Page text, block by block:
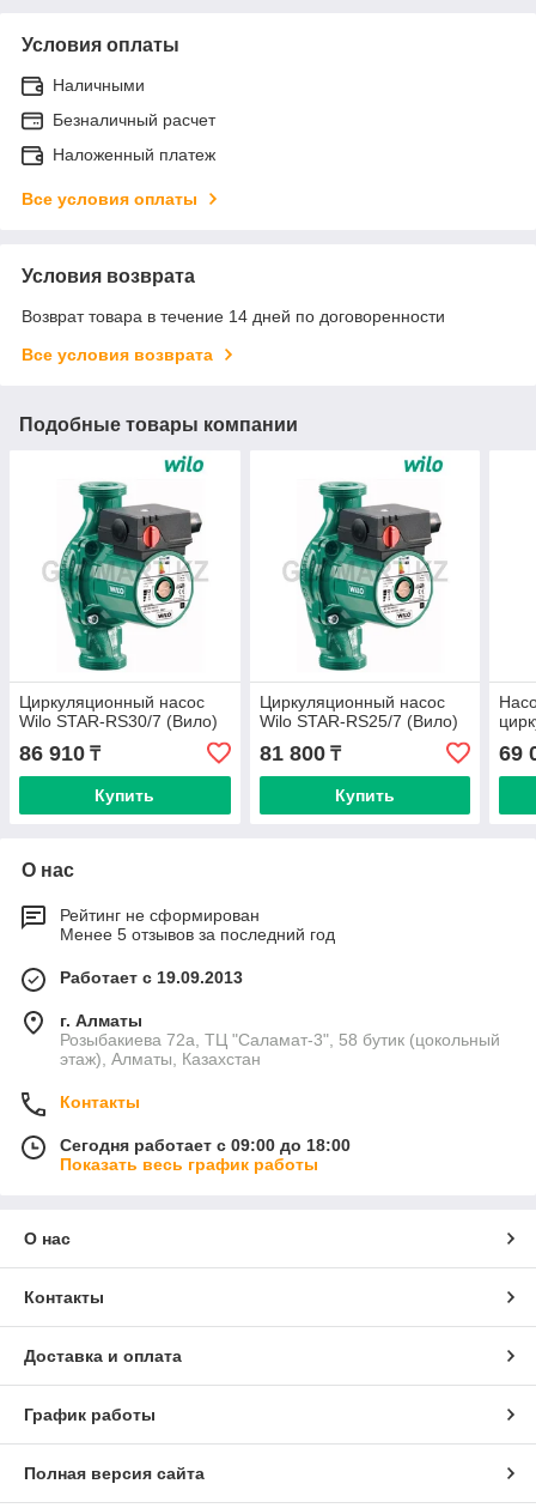
Условия оплаты
Наличными
Безналичный расчет
Наложенный платеж
Все условия оплаты
Условия возврата
Возврат товара в течение 14 дней по договоренности
Все условия возврата
Подобные товары компании
Циркуляционный насос
Wilo STAR-RS30/7 (Вило)
86 910 ₸
Купить
Циркуляционный насос
Wilo STAR-RS25/7 (Вило)
81 800₸
Купить
69
О нас
Рейтинг не сформирован
Менее 5 отзывов за последний год
Работает с 19.09.2013
г. Алматы
Розыбакиева 72а, ТЦ "Саламат-3", 58 бутик (цокольный
этаж), Алматы, Казахстан
Контакты
Сегодня работает с 09:00 до 18:00
Показать весь график работы
О нас
Контакты
Доставка и оплата
График работы
Полная версия сайта